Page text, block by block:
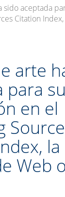
sido aceptada
Citation
arte
para su
en el
Web